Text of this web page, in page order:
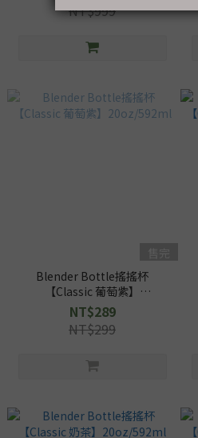
NT$999
Blender Bottle搖搖杯
【Classic 葡萄紫】
20oz/592ml
NT$289
NT$299